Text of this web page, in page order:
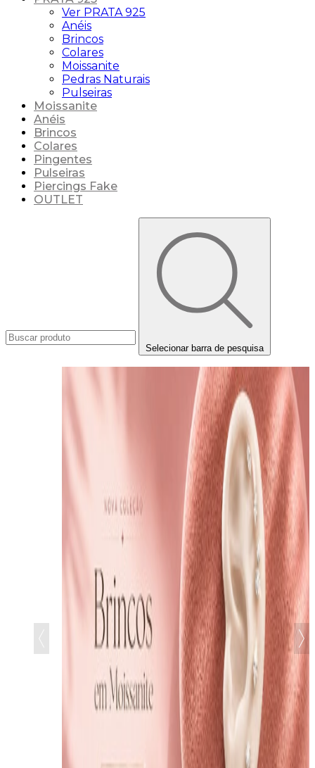
Ver PRATA 925
Anéis
Brincos
Colares
Moissanite
Pedras Naturais
Pulseiras
Moissanite
Anéis
Brincos
Colares
Pingentes
Pulseiras
Piercings Fake
OUTLET
Selecionar barra de pesquisa